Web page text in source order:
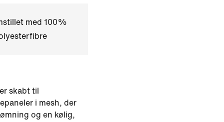
med 100%
skabt til
i mesh, der
og en kølig,